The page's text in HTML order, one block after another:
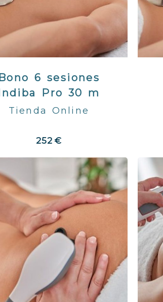
Bono 6 sesiones
Indiba Pro 30 m
Tienda Online
252 €